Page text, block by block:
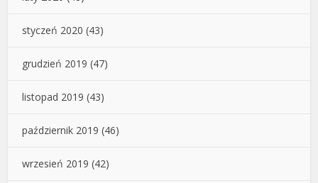
styczeń 2020 (43)
grudzień 2019 (47)
listopad 2019 (43)
październik 2019 (46)
wrzesień 2019 (42)